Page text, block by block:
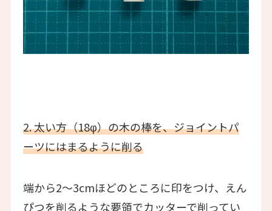
2. 太い方（18φ）の木の棒を、ジョイントパ
ーツにはまるように削る
端から2〜3cmほどのところに印をつけ、えん
ぴつを削るような要領でカッターで削ってい